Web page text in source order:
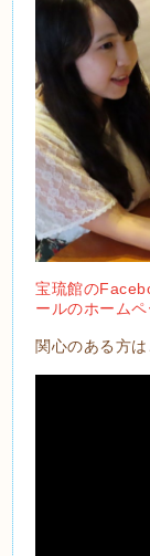
宝琉館の
ールのホームペ
関心のある方は